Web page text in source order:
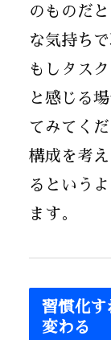
のものだ
な気持ち
もしタス
と感じる
てみてくだ
構成を考
るという
ます。
習慣化す
変わる